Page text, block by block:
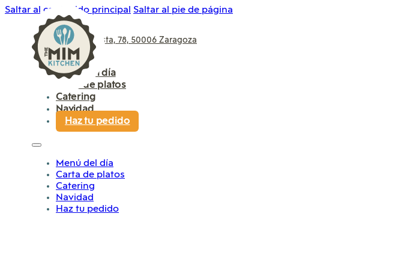
Saltar al contenido principal Saltar al pie de página
P.º de Sagasta, 78, 50006 Zaragoza
976 961 681
Menú del día
Carta de platos
Catering
Navidad
Haz tu pedido
Menú del día
Carta de platos
Catering
Navidad
Haz tu pedido